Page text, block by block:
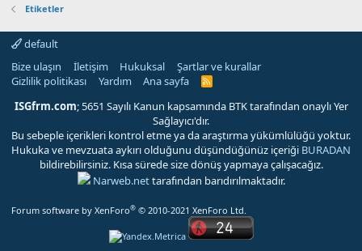
Etiketler
default
Bize ulaşın
İletişim Hukuksal
Şartlar ve kurallar
Gizlilik politikası
Yardım Ana sayfa
R
S
ISGfrm.com; 5651 Sayılı Kanun kapsamında BTK tarafından onaylı Yer
Sağlayıcı'dır.
Bu sebeple içerikleri kontrol etme ya da araştırma yükümlülüğü yoktur.
Hukuka ve mevzuata aykırı olduğunu düşündüğünüz içeriği BURADAN
bildirebilirsiniz. Kısa sürede size dönüş yapmaya çalışacağız.
Narweb.nettarafından barıdırılmaktadır.
Forum software by XenForo® © 2010-2021 XenForo Ltd.